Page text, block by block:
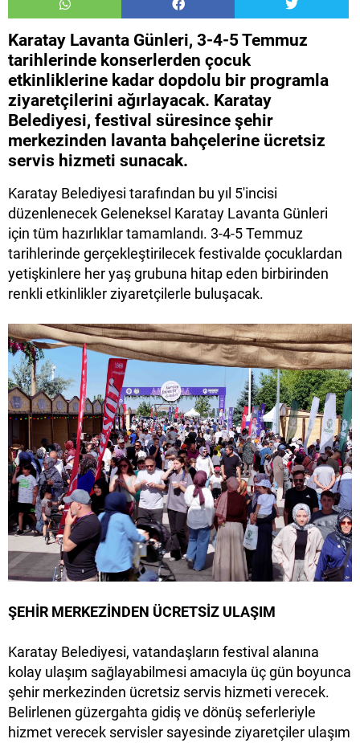
Karatay Lavanta Günleri, 3-4-5 Temmuz
tarihlerinde konserlerden çocuk
etkinliklerine kadar dopdolu bir programla
ziyaretçilerini ağırlayacak. Karatay
Belediyesi, festival süresince şehir
merkezinden lavanta bahçelerine ücretsiz
servis hizmeti sunacak.
Karatay Belediyesi tarafından bu yıl 5'incisi
düzenlenecek Geleneksel Karatay Lavanta Günleri
için tüm hazırlıklar tamamlandı. 3-4-5 Temmuz
tarihlerinde gerçekleştirilecek festivalde çocuklardan
yetişkinlere her yaş grubuna hitap eden birbirinden
renkli etkinlikler ziyaretçilerle buluşacak.
ŞEHİR MERKEZİNDEN ÜCRETSİZ ULAŞIM
Karatay Belediyesi, vatandaşların festival alanına
kolay ulaşım sağlayabilmesi amacıyla üç gün boyunca
şehir merkezinden ücretsiz servis hizmeti verecek.
Belirlenen güzergahta gidiş ve dönüş seferleriyle
hizmet verecek servisler sayesinde ziyaretçiler ulaşım